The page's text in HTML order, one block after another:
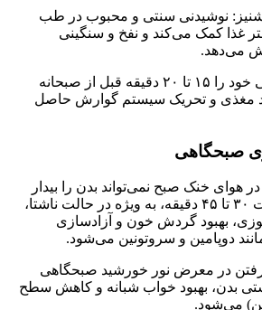
نوشیدنی سنتی و محبوب در طب
غذا کمک می‌کند و نفخ و سنگینی
می‌دهد.
نکته: نوشیدنی صبحگاهی خود را ۱۵ تا ۲۰ دقیقه قبل از صبحانه
مغذی و تحریک سیستم گوارش حاصل
صبحگاهی
هوای خنک صبح نمی‌تواند بدن را بیدار
کند. قدم زدن تند به مدت ۳۰ تا ۴۵ دقیقه، به ویژه در حالت ناشتا،
بهبود گردش خون و آزادسازی
دوپامین و سروتونین می‌شود.
در معرض نور خورشید صبحگاهی
بدن، بهبود خواب شبانه و کاهش سطح
می‌شود.